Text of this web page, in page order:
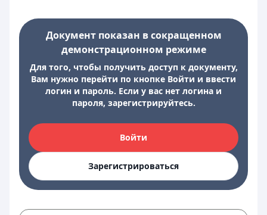
Документ показан в сокращенном
демонстрационном режиме
Для того, чтобы получить доступ к документу,
Вам нужно перейти по кнопке Войти и ввести
логин и пароль. Если у вас нет логина и
пароля, зарегистрируйтесь.
Войти
Зарегистрироваться